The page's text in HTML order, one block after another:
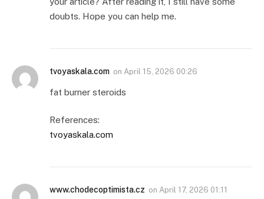
doubts. Hope you can help me.
tvoyaskala.com on April 15, 2026 00:26
fat burner steroids
References:
tvoyaskala.com
www.chodecoptimista.cz on April 17, 2026 01:11